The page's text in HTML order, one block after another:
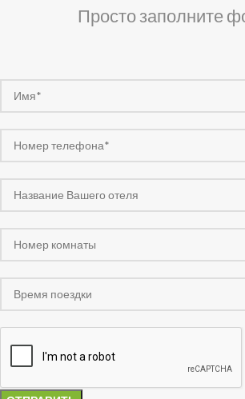
Просто заполните